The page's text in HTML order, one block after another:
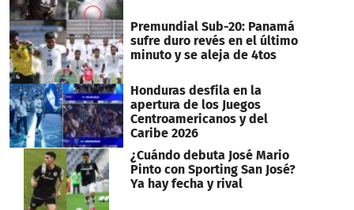
Premundial Sub-20: Panamá
sufre duro revés en el último
minuto y se aleja de 4tos
Honduras desfila en la
apertura de los Juegos
Centroamericanos y del
Caribe 2026
¿Cuándo debuta José Mario
Pinto con Sporting San José?
Ya hay fecha y rival